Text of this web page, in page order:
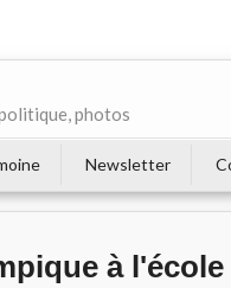
photos
Newsletter
à